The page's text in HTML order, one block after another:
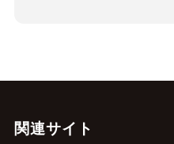
関連サイト